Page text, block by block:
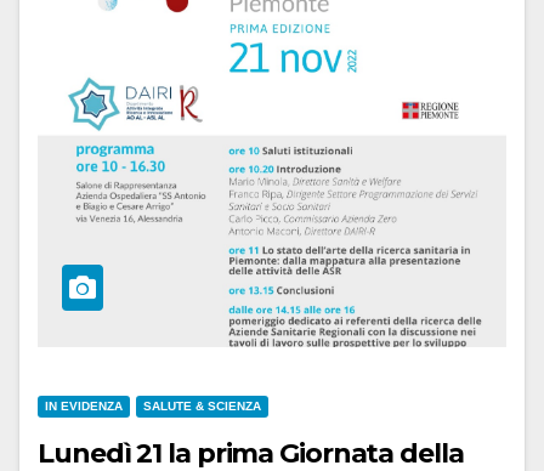
IN EVIDENZA SALUTE & SCIENZA
Lunedì 21 la prima Giornata della